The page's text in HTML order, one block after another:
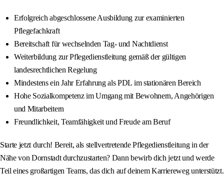
Erfolgreich abgeschlossene Ausbildung zur examinierten
Pflegefachkraft
Bereitschaft für wechselnden Tag- und Nachtdienst
Weiterbildung zur Pflegedienstleitung gemäß der gültigen
landesrechtlichen Regelung
Mindestens ein Jahr Erfahrung als PDL im stationären Bereich
Hohe Sozialkompetenz im Umgang mit Bewohnern, Angehörigen
und Mitarbeitern
Freundlichkeit, Teamfähigkeit und Freude am Beruf
Starte jetzt durch! Bereit, als stellvertretende Pflegedienstleitung in der
Nähe von Dornstadt durchzustarten? Dann bewirb dich jetzt und werde
Teil eines großartigen Teams, das dich auf deinem Karriereweg unterstützt.